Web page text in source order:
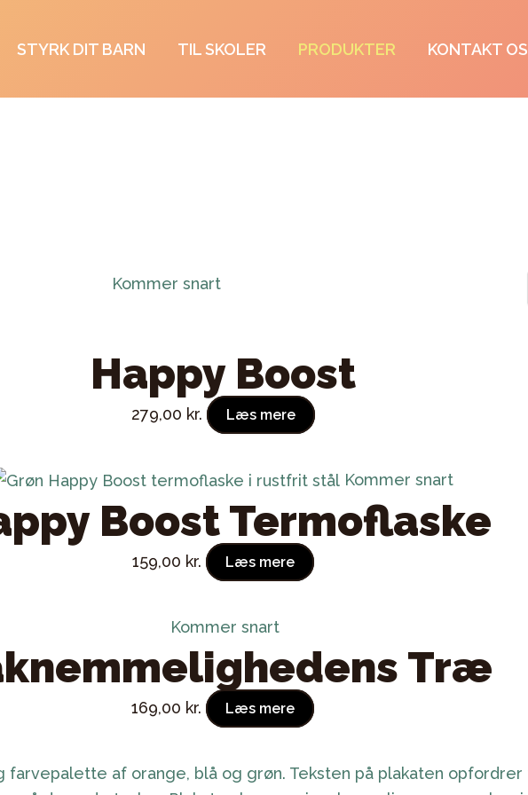
STYRK DIT BARN TIL SKOLER PRODUKTER KONTAKT OS
Kommer snart
Happy Boost
279,00 kr. Læs mere
Kommer snart
Boost Termoflaske
159,00 kr. Læs mere
Kommer snart
Træ
169,00 kr. Læs mere